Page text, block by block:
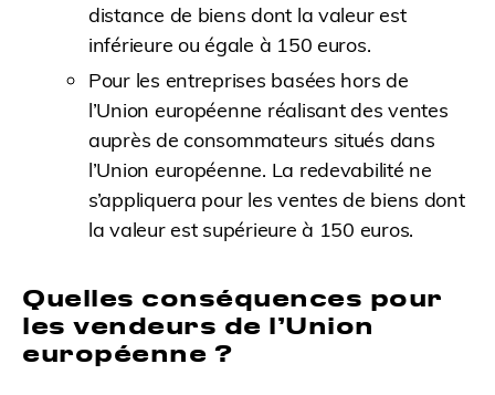
distance de biens dont la valeur est
inférieure ou égale à 150 euros.
Pour les entreprises basées hors de
l’Union européenne réalisant des ventes
auprès de consommateurs situés dans
l’Union européenne. La redevabilité ne
s’appliquera pour les ventes de biens dont
la valeur est supérieure à 150 euros.
Quelles conséquences pour
les vendeurs de l’Union
européenne ?